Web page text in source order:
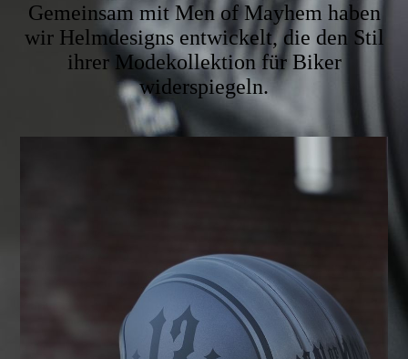
Gemeinsam mit Men of Mayhem haben
wir Helmdesigns entwickelt, die den Stil
ihrer Modekollektion für Biker
widerspiegeln.